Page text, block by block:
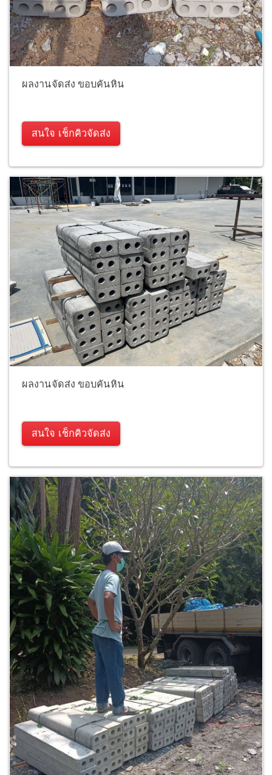
ผลงานจัดส่ง ขอบคันหิน
สนใจ เช็กคิวจัดส่ง
ผลงานจัดส่ง ขอบคันหิน
สนใจ เช็กคิวจัดส่ง